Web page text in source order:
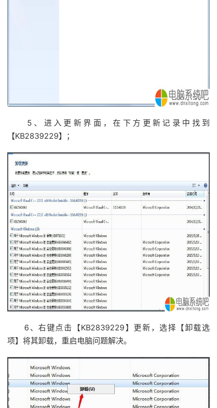
5、进入更新界面，在下方更新记录中找到
【KB2839229】；
6、右键点击【KB2839229】更新，选择【卸载选
项】将其卸载，重启电脑问题解决。